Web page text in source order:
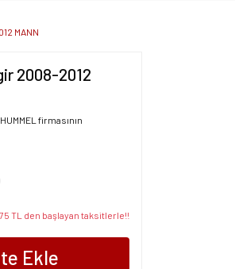
MANN
2008-2012
firmasının
TL den başlayan taksitlerle!!
Ekle